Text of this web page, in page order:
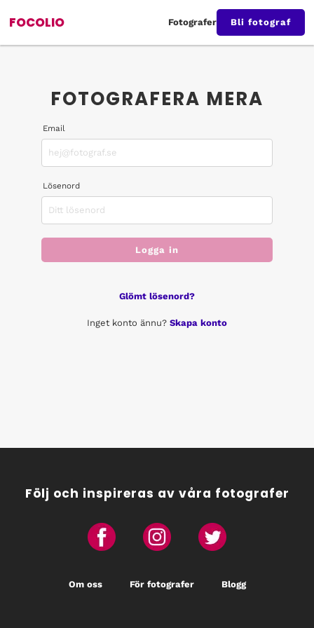
FOCOLIO Fotografer Bli fotograf
FOTOGRAFERA MERA
Email
Lösenord
Logga in
Glömt lösenord?
Inget konto ännu? Skapa konto
Följ och inspireras av våra fotografer
Om oss För fotografer Blogg